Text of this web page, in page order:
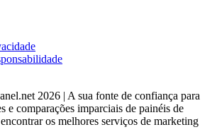
2026 | A sua fonte de confiança para
e comparações imparciais de painéis de
os melhores serviços de marketing